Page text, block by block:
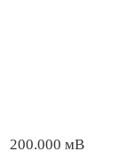
200.000 мВ